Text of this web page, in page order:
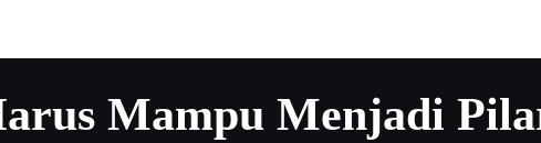
Mampu Menjadi